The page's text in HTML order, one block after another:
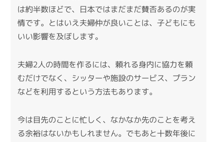
は約半数ほどで、日本ではまだまだ賛否あるのが実
情です。とはいえ夫婦仲が良いことは、子どもにも
いい影響を及ぼします。
夫婦2人の時間を作るには、頼れる身内に協力を頼
むだけでなく、シッターや施設のサービス、プラン
などを利用するという方法もあります。
今は目先のことに忙しく、なかなか先のことを考え
る余裕はないかもしれません。でもあと十数年後に